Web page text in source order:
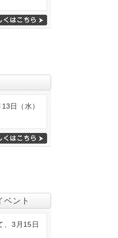
日（水）
ベント
、3月15日